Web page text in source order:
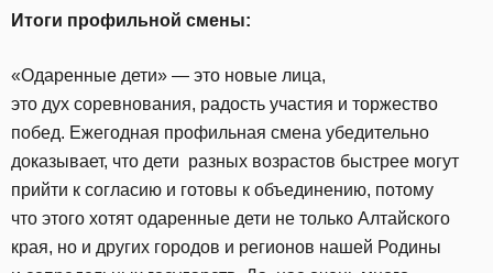
Итоги профильной смены:
«Одаренные дети» — это новые лица,
это дух соревнования, радость участия и торжество
побед. Ежегодная профильная смена убедительно
доказывает, что дети разных возрастов быстрее могут
прийти к согласию и готовы к объединению, потому
что этого хотят одаренные дети не только Алтайского
края, но и других городов и регионов нашей Родины